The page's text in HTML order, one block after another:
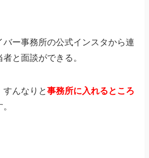
バー事務所の公式インスタから連
と面談ができる。
すんなりと事務所に入れるところ